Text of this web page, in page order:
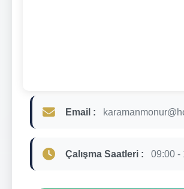
Email :
Çalışma Saatleri : 09:00 -